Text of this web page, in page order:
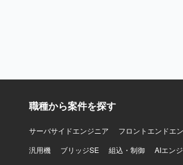
職種から案件を探す
サーバサイドエンジニア フロントエンドエ
汎用機
ブリッジSE 組込・制御 AIエン